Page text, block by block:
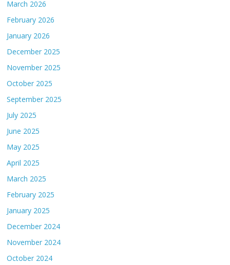
March 2026
February 2026
January 2026
December 2025
November 2025
October 2025
September 2025
July 2025
June 2025
May 2025
April 2025
March 2025
February 2025
January 2025
December 2024
November 2024
October 2024